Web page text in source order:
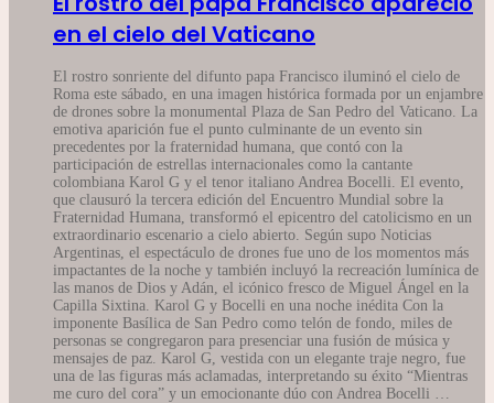
en el cielo del Vaticano
El rostro sonriente del difunto papa Francisco iluminó el cielo de
Roma este sábado, en una imagen histórica formada por un enjambre
de drones sobre la monumental Plaza de San Pedro del Vaticano. La
emotiva aparición fue el punto culminante de un evento sin
precedentes por la fraternidad humana, que contó con la
participación de estrellas internacionales como la cantante
colombiana Karol G y el tenor italiano Andrea Bocelli. El evento,
que clausuró la tercera edición del Encuentro Mundial sobre la
Fraternidad Humana, transformó el epicentro del catolicismo en un
extraordinario escenario a cielo abierto. Según supo Noticias
Argentinas, el espectáculo de drones fue uno de los momentos más
impactantes de la noche y también incluyó la recreación lumínica de
las manos de Dios y Adán, el icónico fresco de Miguel Ángel en la
Capilla Sixtina. Karol G y Bocelli en una noche inédita Con la
imponente Basílica de San Pedro como telón de fondo, miles de
personas se congregaron para presenciar una fusión de música y
mensajes de paz. Karol G, vestida con un elegante traje negro, fue
una de las figuras más aclamadas, interpretando su éxito “Mientras
me curo del cora” y un emocionante dúo con Andrea Bocelli …